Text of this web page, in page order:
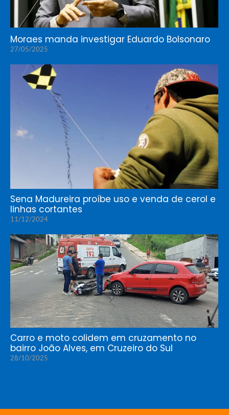
Moraes manda investigar Eduardo Bolsonaro
27/05/2025
Sena Madureira proíbe uso e venda de cerol e
linhas cortantes
11/12/2024
Carro e moto colidem em cruzamento no
bairro João Alves, em Cruzeiro do Sul
28/10/2025